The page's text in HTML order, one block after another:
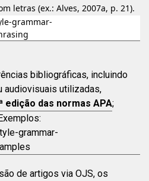
letras (ex.: Alves, 2007a, p. 21).
grammar-
bibliográficas, incluindo
audiovisuais utilizadas,
edição das normas APA;
grammar-
de artigos via OJS, os